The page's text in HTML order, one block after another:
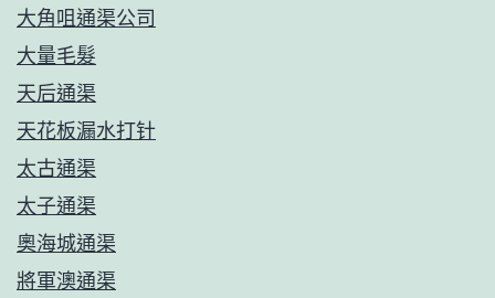
大角咀通渠公司
大量毛髮
天后通渠
天花板漏水打针
太古通渠
太子通渠
奧海城通渠
將軍澳通渠